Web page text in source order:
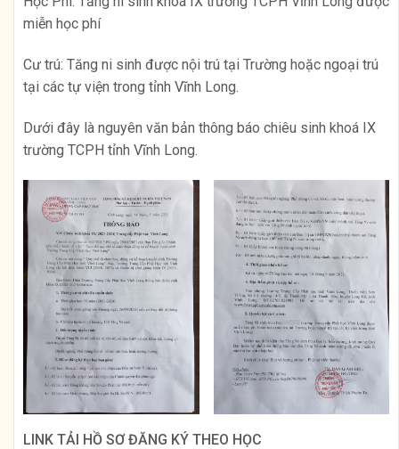
miễn học phí
Cư trú: Tăng ni sinh được nội trú tại Trường hoặc ngoại trú
tại các tự viện trong tỉnh Vĩnh Long.
Dưới đây là nguyên văn bản thông báo chiêu sinh khoá IX
trường TCPH tỉnh Vĩnh Long.
LINK TẢI HỒ SƠ ĐĂNG KÝ THEO HỌC